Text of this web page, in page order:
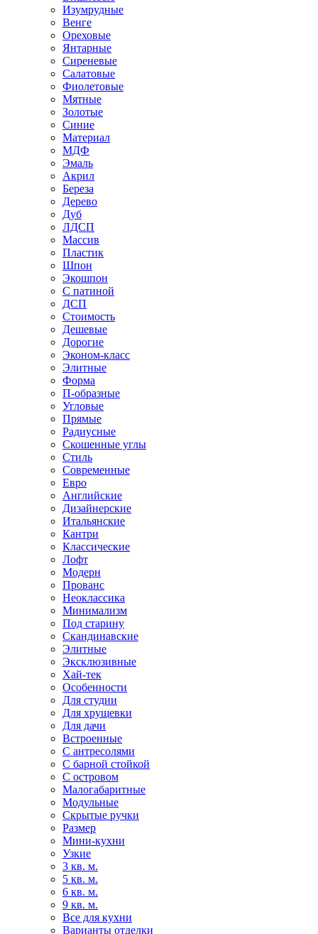
Изумрудные
Венге
Ореховые
Янтарные
Сиреневые
Салатовые
Фиолетовые
Мятные
Золотые
Синие
Материал
МДФ
Эмаль
Акрил
Береза
Дерево
Дуб
ЛДСП
Массив
Пластик
Шпон
Экошпон
С патиной
ДСП
Стоимость
Дешевые
Дорогие
Эконом-класс
Элитные
Форма
П-образные
Угловые
Прямые
Радиусные
Скошенные углы
Стиль
Современные
Евро
Английские
Дизайнерские
Итальянские
Кантри
Классические
Лофт
Модерн
Прованс
Неоклассика
Минимализм
Под старину
Скандинавские
Элитные
Эксклюзивные
Хай-тек
Особенности
Для студии
Для хрущевки
Для дачи
Встроенные
С антресолями
С барной стойкой
С островом
Малогабаритные
Модульные
Скрытые ручки
Размер
Мини-кухни
Узкие
3 кв. м.
5 кв. м.
6 кв. м.
9 кв. м.
Все для кухни
Варианты отделки